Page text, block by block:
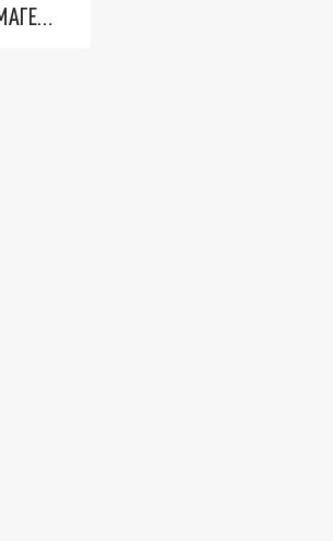
ТРИ ГЛАВНЫХ ИНСАЙДА ОБ СВО. ОТМЕНА МОБИЛИЗАЦИИ И ВОЗВРАЩЕНИЕ "ГЕНЕРАЛА АРМАГЕДДОНА"? ОТЛИЧНЫЕ НОВОСТИ, КОТОРЫЕ ЖДАЛИ ВСЕ